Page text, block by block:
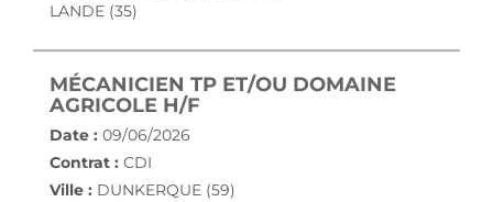
LANDE (35)
MÉCANICIEN TP ET/OU DOMAINE
AGRICOLE H/F
Date : 09/06/2026
Contrat : CDI
Ville : DUNKERQUE (59)